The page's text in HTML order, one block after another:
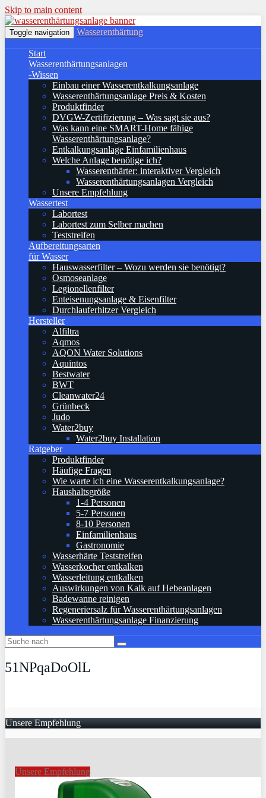
Skip to main content
Toggle navigation Wasserenthärtung
Start
Wasserenthärtungsanlagen
-Wissen
Einbau einer Wasserentkalkungsanlage
Wasserenthärtungsanlage Preis & Kosten
Produktfinder
DVGW-Zertifizierung – Was sagt sie aus?
Was kann eine SMART-Home fähige
Wasserenthärtungsanlage?
Entkalkungsanlage Einfamilienhaus
Welche Anlage benötige ich?
Wasserenthärter: interaktiver Vergleich
Wasserenthärtungsanlagen Vergleich
Unsere Empfehlung
Wassertest
Labortest
Labortest zum Selber machen
Teststreifen
Aufbereitungsarten
für Wasser
Hauswasserfilter – Wozu werden sie benötigt?
Osmoseanlage
Legionellenfilter
Enteisenungsanlage & Eisenfilter
Durchlauferhitzer Vergleich
Hersteller
Alfiltra
Aqmos
AQON Water Solutions
Aquintos
Bestwater
BWT
Cleanwater24
Grünbeck
Judo
Water2buy
Water2buy Installation
Ratgeber
Produktfinder
Häufige Fragen
Wie warte ich eine Wasserentkalkungsanlage?
Haushaltsgröße
1-4 Personen
5-7 Personen
8-10 Personen
Einfamilienhaus
Gastronomie
Wasserhärte Teststreifen
Wasserkocher entkalken
Wasserleitung entkalken
Auswirkungen von Kalk auf Hebeanlagen
Badewanne reinigen
Regeneriersalz für Wasserenthärtungsanlagen
Wasserenthärtungsanlage Finanzierung
51NPqaDoOlL
Unsere Empfehlung
Unsere Empfehlung